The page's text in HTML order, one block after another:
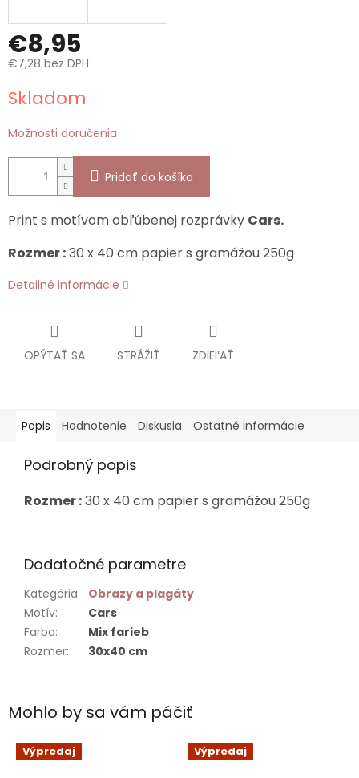
€8,95
€7,28 bez DPH
cena:
Skladom
Možnosti doručenia
Pridať do košíka
Print s motívom obľúbenej rozprávky Cars.
Rozmer :30 x 40 cm papier s gramážou 250g
Detailné informácie
OPÝTAŤ SA STRÁŽIŤ ZDIEĽAŤ
Mohlo by sa vám páčiť
Výpredaj Výpredaj
Popis Hodnotenie Diskusia Ostatné informácie
Podrobný popis
Rozmer :30 x 40 cm papier s gramážou 250g
Dodatočné parametre
Kategória: Obrazy a plagáty
Motív:
Cars
Farba:
Mix farieb
Rozmer: 30x40 cm